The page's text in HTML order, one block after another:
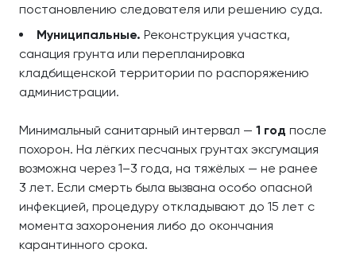
постановлению следователя или решению суда.
Муниципальные. Реконструкция участка,
санация грунта или перепланировка
кладбищенской территории по распоряжению
администрации.
Минимальный санитарный интервал — 1 год после
похорон. На лёгких песчаных грунтах эксгумация
возможна через 1–3 года, на тяжёлых — не ранее
3 лет. Если смерть была вызвана особо опасной
инфекцией, процедуру откладывают до 15 лет с
момента захоронения либо до окончания
карантинного срока.